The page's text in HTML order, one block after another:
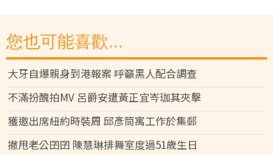
您也可能喜歡...
大牙自爆親身到港報案 呼籲黑人配合調查
不滿扮醜拍MV 呂爵安遭黃正宜岑珈其夾擊
獲邀出席紐約時裝周 邱彥筒寓工作於集郵
撇甩老公囝囝 陳慧琳排舞室度過51歲生日